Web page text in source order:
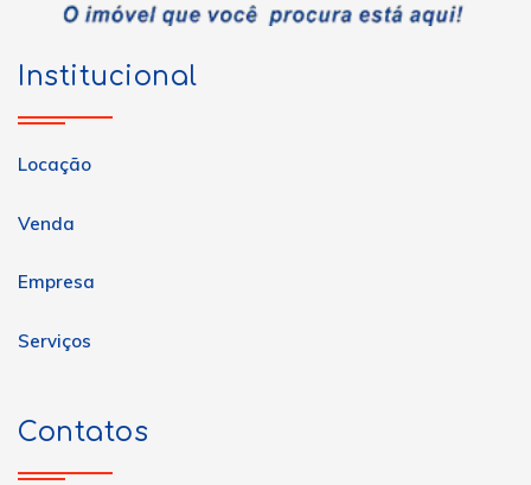
Institucional
Locação
Venda
Empresa
Serviços
Contatos